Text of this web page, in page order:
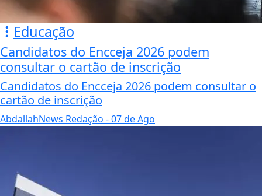
Educação
Candidatos do Encceja 2026 podem
consultar o cartão de inscrição
Candidatos do Encceja 2026 podem consultar o
cartão de inscrição
AbdallahNews Redação - 07 de Ago